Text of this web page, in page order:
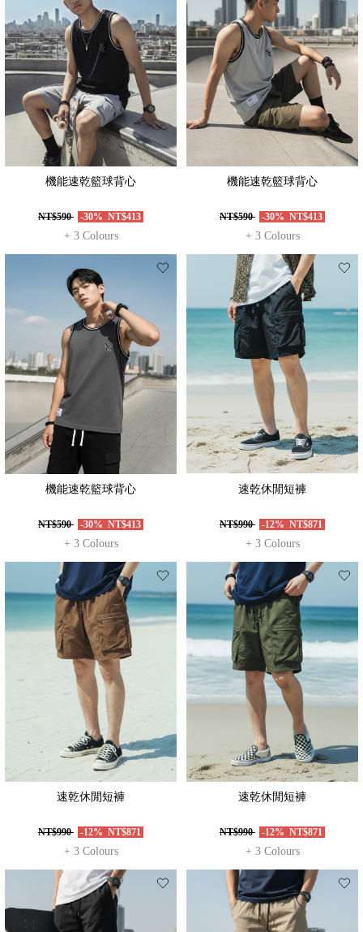
機能速乾籃球背心
NT$590 -30% NT$413
+ 3 Colours
機能速乾籃球背心
NT$590 -30% NT$413
+ 3 Colours
機能速乾籃球背心
NT$590 -30% NT$413
+ 3 Colours
速乾休閒短褲
NT$990 -12% NT$871
+ 3 Colours
速乾休閒短褲
NT$990 -12% NT$871
+ 3 Colours
速乾休閒短褲
NT$990 -12% NT$871
+ 3 Colours